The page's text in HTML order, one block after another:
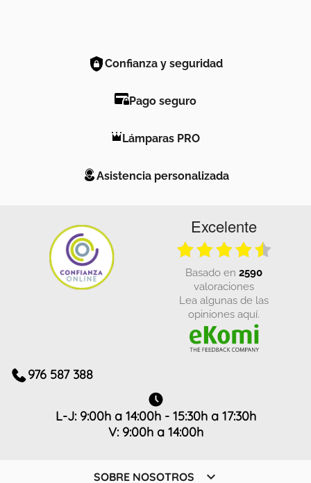
Confianza y seguridad
Pago seguro
Lámparas PRO
Asistencia personalizada
Excelente
basado en 2590
valoraciones
Lea algunas de las
opiniones aquí.
976 587 388
L-J: 9:00h a 14:00h - 15:30h a 17:30h
V: 9:00h a 14:00h
SOBRE NOSOTROS 